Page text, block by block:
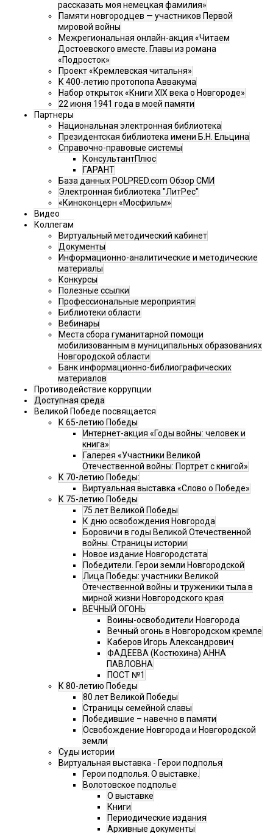
рассказать моя немецкая фамилия»
Памяти новгородцев — участников Первой
мировой войны
Межрегиональная онлайн-акция «Читаем
Достоевского вместе. Главы из романа
«Подросток»
Проект «Кремлевская читальня»
К 400-летию протопопа Аввакума
Набор открыток «Книги XIX века о Новгороде»
22 июня 1941 года в моей памяти
Партнеры
Национальная электронная библиотека
Президентская библиотека имени Б.Н. Ельцина
Справочно-правовые системы
КонсультантПлюс
ГАРАНТ
База данных POLPRED.com Обзор СМИ
Электронная библиотека "ЛитРес"
«Киноконцерн «Мосфильм»
Видео
Коллегам
Виртуальный методический кабинет
Документы
Информационно-аналитические и методические
материалы
Конкурсы
Полезные ссылки
Профессиональные мероприятия
Библиотеки области
Вебинары
Места сбора гуманитарной помощи
мобилизованным в муниципальных образованиях
Новгородской области
Банк информационно-библиографических
материалов
Противодействие коррупции
Доступная среда
Великой Победе посвящается
К 65-летию Победы
Интернет-акция «Годы войны: человек и
книга»
Галерея «Участники Великой
Отечественной войны: Портрет с книгой»
К 70-летию Победы:
Виртуальная выставка «Слово о Победе»
К 75-летию Победы
75 лет Великой Победы
К дню освобождения Новгорода
Боровичи в годы Великой Отечественной
войны. Страницы истории
Новое издание Новгородстата
Победители. Герои земли Новгородской
Лица Победы: участники Великой
Отечественной войны и труженики тыла в
мирной жизни Новгородского края
ВЕЧНЫЙ ОГОНЬ
Воины-освободители Новгорода
Вечный огонь в Новгородском кремле
Каберов Игорь Александрович
ФАДЕЕВА (Костюхина) АННА
ПАВЛОВНА
ПОСТ №1
К 80-летию Победы
80 лет Великой Победы
Страницы семейной славы
Победившие – навечно в памяти
Освобождение Новгорода и Новгородской
земли
Суды истории
Виртуальная выставка - Герои подполья
Герои подполья. О выставке.
Волотовское подполье
О выставке
Книги
Периодические издания
Архивные документы